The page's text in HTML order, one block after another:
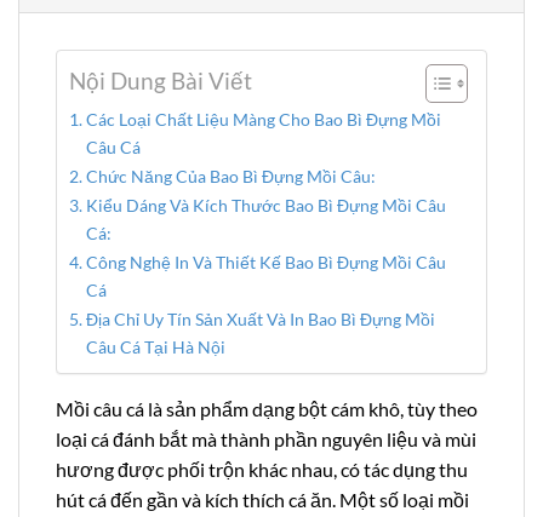
Nội Dung Bài Viết
Các Loại Chất Liệu Màng Cho Bao Bì Đựng Mồi
Câu Cá
Chức Năng Của Bao Bì Đựng Mồi Câu:
Kiểu Dáng Và Kích Thước Bao Bì Đựng Mồi Câu
Cá:
Công Nghệ In Và Thiết Kế Bao Bì Đựng Mồi Câu
Cá
Địa Chỉ Uy Tín Sản Xuất Và In Bao Bì Đựng Mồi
Câu Cá Tại Hà Nội
Mồi câu cá là sản phẩm dạng bột cám khô, tùy theo
loại cá đánh bắt mà thành phần nguyên liệu và mùi
hương được phối trộn khác nhau, có tác dụng thu
hút cá đến gần và kích thích cá ăn. Một số loại mồi